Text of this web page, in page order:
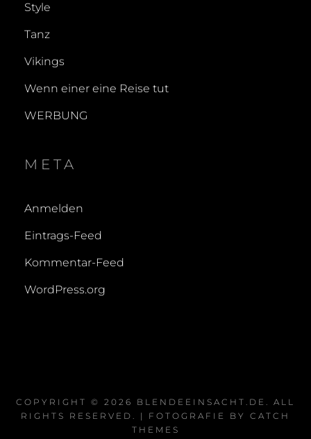
Style
Tanz
Vikings
Wenn einer eine Reise tut
WERBUNG
META
Anmelden
Eintrags-Feed
Kommentar-Feed
WordPress.org
COPYRIGHT © 2026 BLENDEEINSACHT.DE . ALL
RIGHTS RESERVED. | FOTOGRAFIE BY CATCH
THEMES